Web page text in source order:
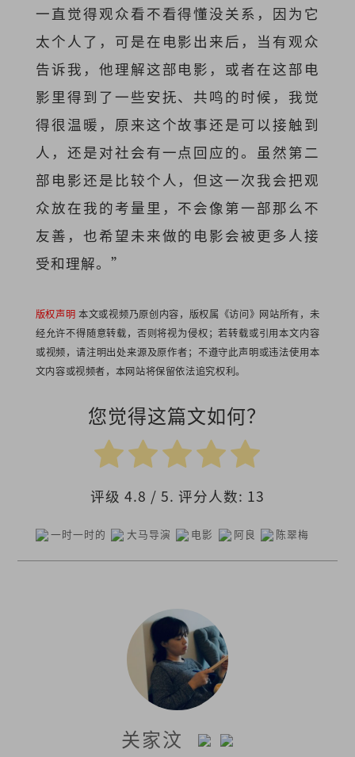
一直觉得观众看不看得懂没关系，因为它
太个人了，可是在电影出来后，当有观众
告诉我，他理解这部电影，或者在这部电
影里得到了一些安抚、共鸣的时候，我觉
得很温暖，原来这个故事还是可以接触到
人，还是对社会有一点回应的。虽然第二
部电影还是比较个人，但这一次我会把观
众放在我的考量里，不会像第一部那么不
友善，也希望未来做的电影会被更多人接
受和理解。”
版权声明 本文或视频乃原创内容，版权属《访问》网站所有，未
经允许不得随意转载，否则将视为侵权；若转载或引用本文内容
或视频，请注明出处来源及原作者；不遵守此声明或违法使用本
文内容或视频者，本网站将保留依法追究权利。
您觉得这篇文如何？
评级 4.8 / 5. 评分人数: 13
一时一时的 大马导演 电影 阿良 陈翠梅
关家汶